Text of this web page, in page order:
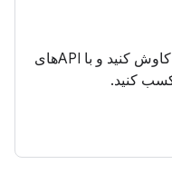
آزمایشگاه‌های کدهای خودراهنما را کاوش کنید و با APIهای